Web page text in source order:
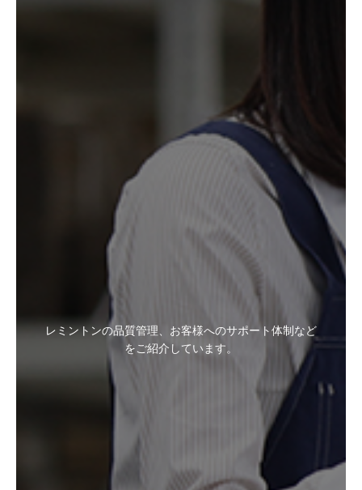
レミントンの品質管理、お客様へのサポート体制など
をご紹介しています。